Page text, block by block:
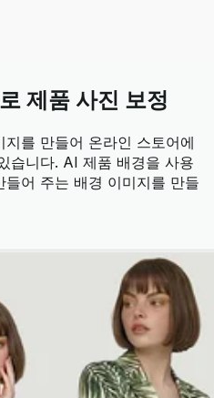
제품 사진 보정
를 만들어 온라인 스토어에
습니다. AI 제품 배경을 사용
어 주는 배경 이미지를 만들